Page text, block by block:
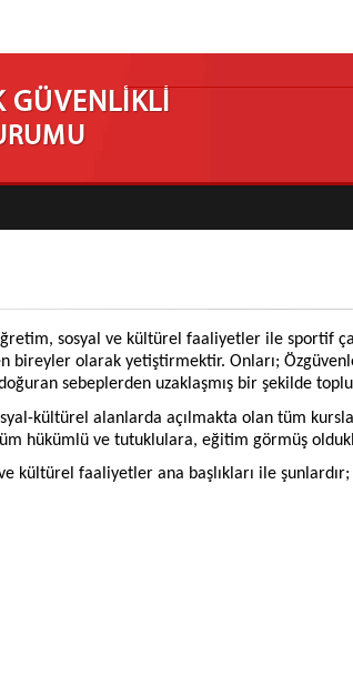
GÜVENLİKLİ
sosyal ve kültürel faaliyetler ile sportif
bireyler olarak yetiştirmektir. Onları;
sebeplerden uzaklaşmış bir şekilde
kültürel alanlarda açılmakta olan tüm
hükümlü ve tutuklulara, eğitim görmüş
kültürel faaliyetler ana başlıkları ile şunlardır;